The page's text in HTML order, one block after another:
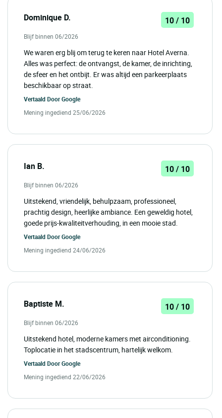
Dominique D. 10 / 10
Blijf binnen 06/2026
We waren erg blij om terug te keren naar Hotel Averna.
Alles was perfect: de ontvangst, de kamer, de inrichting,
de sfeer en het ontbijt. Er was altijd een parkeerplaats
beschikbaar op straat.
Vertaald DoorGoogle
Mening ingediend 25/06/2026
Ian B. 10 / 10
Blijf binnen 06/2026
Uitstekend, vriendelijk, behulpzaam, professioneel,
prachtig design, heerlijke ambiance. Een geweldig hotel,
goede prijs-kwaliteitverhouding, in een mooie stad.
Vertaald DoorGoogle
Mening ingediend 24/06/2026
Baptiste M. 10 / 10
Blijf binnen 06/2026
Uitstekend hotel, moderne kamers met airconditioning.
Toplocatie in het stadscentrum, hartelijk welkom.
Vertaald DoorGoogle
Mening ingediend 22/06/2026